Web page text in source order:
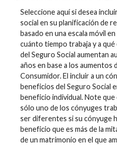
Seleccione aquí si desea
social en su planificación de
basado en una escala móvil
cuánto tiempo trabaja y a
del Seguro Social aumentan
años en base a los aumentos
Consumidor. El incluir a un
beneficios del Seguro Social
beneficio individual. Note que
sólo uno de los cónyuges
ser diferentes si su cónyuge
beneficio que es más de la
de un matrimonio en el que